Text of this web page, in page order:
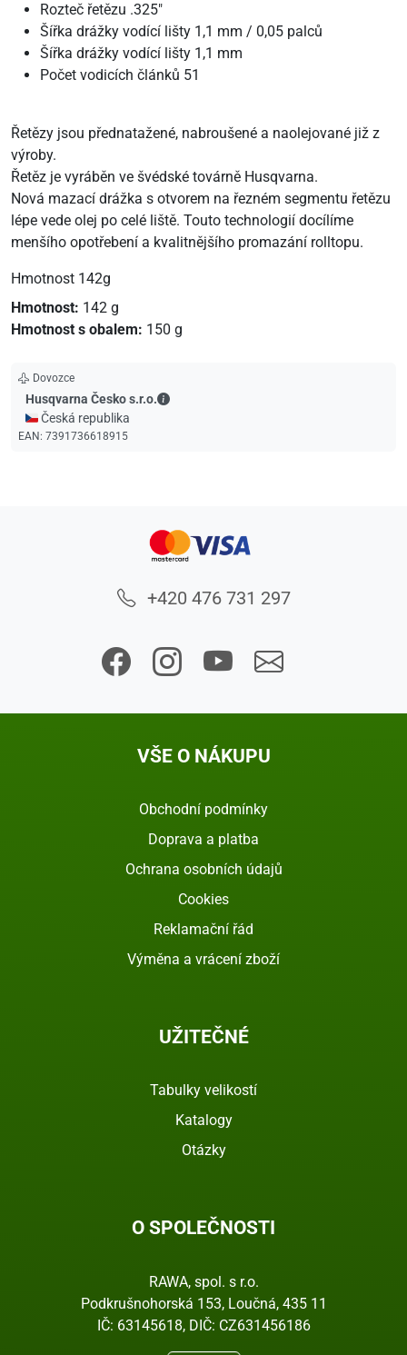
Rozteč řetězu .325"
Šířka drážky vodící lišty 1,1 mm / 0,05 palců
Šířka drážky vodící lišty 1,1 mm
Počet vodicích článků 51
Řetězy jsou přednatažené, nabroušené a naolejované již z
výroby.
Řetěz je vyráběn ve švédské továrně Husqvarna.
Nová mazací drážka s otvorem na řezném segmentu řetězu
lépe vede olej po celé liště. Touto technologií docílíme
menšího opotřebení a kvalitnějšího promazání rolltopu.
Hmotnost 142g
Hmotnost: 142 g
Hmotnost s obalem: 150 g
Dovozce
Husqvarna Česko s.r.o.
Husqvarna Česko s.r.o. - Kontaktní údaje
🇨🇿 Česká republika
EAN: 7391736618915
+420 476 731 297
VŠE O NÁKUPU
Obchodní podmínky
Doprava a platba
Ochrana osobních údajů
Cookies
Reklamační řád
Výměna a vrácení zboží
UŽITEČNÉ
Tabulky velikostí
Katalogy
Otázky
O SPOLEČNOSTI
RAWA, spol. s r.o.
Podkrušnohorská 153, Loučná, 435 11
IČ: 63145618, DIČ: CZ631456186